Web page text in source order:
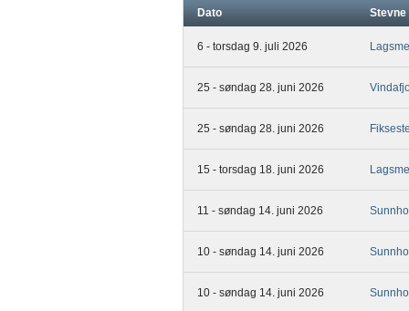
Dato Stevne
6 - torsdag 9. juli 2026
25 - søndag 28. juni 2026
25 - søndag 28. juni 2026
15 - torsdag 18. juni 2026
11 - søndag 14. juni 2026
10 - søndag 14. juni 2026
10 - søndag 14. juni 2026